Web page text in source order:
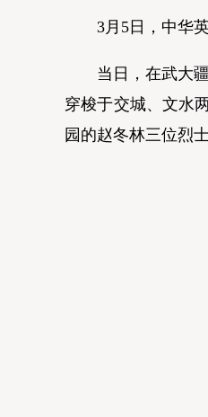
3月5日，中华英
当日，在武大疆
穿梭于交城、文水
园的赵冬林三位烈